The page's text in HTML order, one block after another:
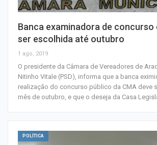
Banca examinadora de concurso
ser escolhida até outubro
1 ago, 2019
O presidente da Câmara de Vereadores de
Nitinho Vitale (PSD), informa que a banca
realização do concurso público da CMA deve
mês de outubro, e que o deseja da Casa
POLÍTICA